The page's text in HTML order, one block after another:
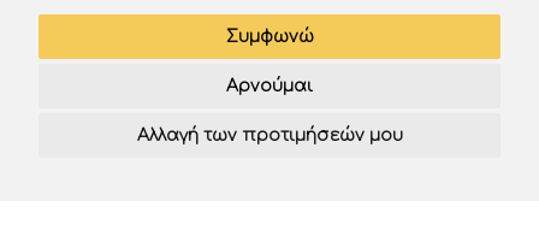
Συμφωνώ
Αρνούμαι
Αλλαγή των προτιμήσεών μου
ΔΊΠΛΩΜΑ ΟΔΉΓΗΣΗΣ
Επίσημα βιβλία του Κ.Ο.Κ
Test K.O.K. Υπουργείου